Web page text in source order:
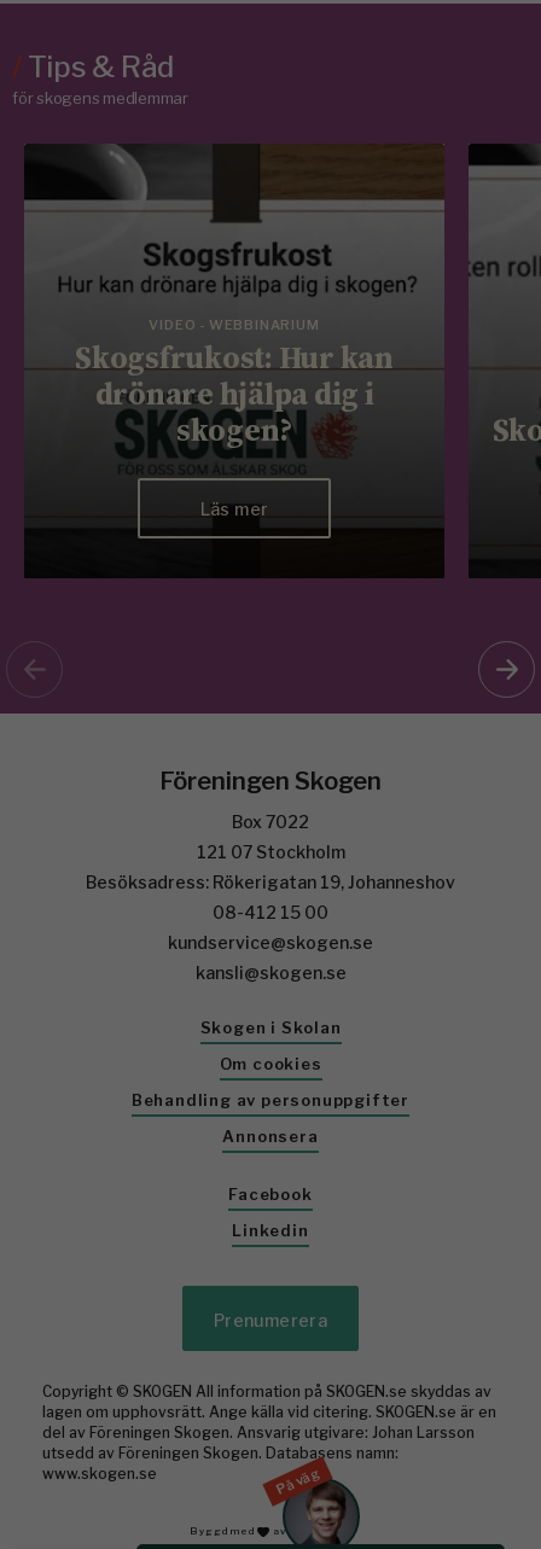
/Tips & Råd
för skogens medlemmar
VIDEO - WEBBINARIUM
Skogsfrukost: Hur kan
drönare hjälpa dig i
skogen?
Läs mer
Föreningen Skogen
Box 7022
121 07 Stockholm
Besöksadress: Rökerigatan 19, Johanneshov
08-412 15 00
kundservice@skogen.se
kansli@skogen.se
Skogen i Skolan
Om cookies
Behandling av personuppgifter
Annonsera
Facebook
Linkedin
Prenumerera
Copyright © SKOGEN All information på SKOGEN.se skyddas av
lagen om upphovsrätt. Ange källa vid citering. SKOGEN.se är en
del av Föreningen Skogen. Ansvarig utgivare: Johan Larsson
utsedd av Föreningen Skogen. Databasens namn:
www.skogen.se
Byggd med av WonderFour